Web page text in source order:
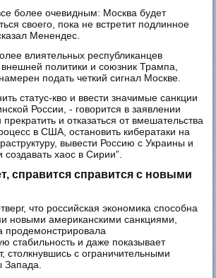
более очевидным: Москва будет
своего, пока не встретит подлинное
Менендес.
влиятельных республиканцев
политики и союзник Трампа,
подать четкий сигнал Москве.
статус-кво и ввести значимые санкции
России, - говорится в заявлении
и отказаться от вмешательства
в США, остановить кибератаки на
вывести Россию с Украины и
создавать хаос в Сирии”.
справится справится с новыми
что российская экономика способна
новыми американскими санкциями,
продемонстрировала
стабильность и даже показывает
столкнувшись с ограничительными
Запада.